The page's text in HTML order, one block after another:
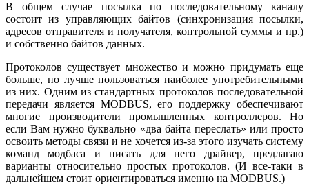
В общем случае посылка по последовательному каналу
состоит из управляющих байтов (синхронизация посылки,
адресов отправителя и получателя, контрольной суммы и пр.)
и собственно байтов данных.
Протоколов существует множество и можно придумать еще
больше, но лучше пользоваться наиболее употребительными
из них. Одним из стандартных протоколов последовательной
передачи является MODBUS, его поддержку обеспечивают
многие производители промышленных контроллеров. Но
если Вам нужно буквально «два байта переслать» или просто
освоить методы связи и не хочется из-за этого изучать систему
команд модбаса и писать для него драйвер, предлагаю
варианты относительно простых протоколов. (И все-таки в
дальнейшем стоит ориентироваться именно на MODBUS.)